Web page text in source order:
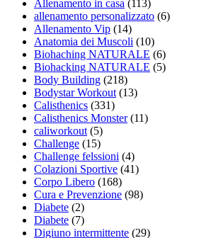
Allenamento in casa (113)
allenamento personalizzato (6)
Allenamento Vip (14)
Anatomia dei Muscoli (10)
Biohaching NATURALE (6)
Biohacking NATURALE (5)
Body Building (218)
Bodystar Workout(13)
Calisthenics (331)
Calisthenics Monster(11)
caliworkout(5)
Challenge (15)
Challenge felssioni (4)
Colazioni Sportive (41)
Corpo Libero (168)
Cura e Prevenzione (98)
Diabete (2)
Diabete (7)
Digiuno intermittente (29)